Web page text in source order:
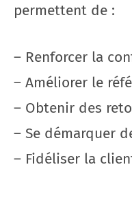
permettent de :
– Renforcer la
– Améliorer le
– Obtenir des
– Se démarquer
– Fidéliser la